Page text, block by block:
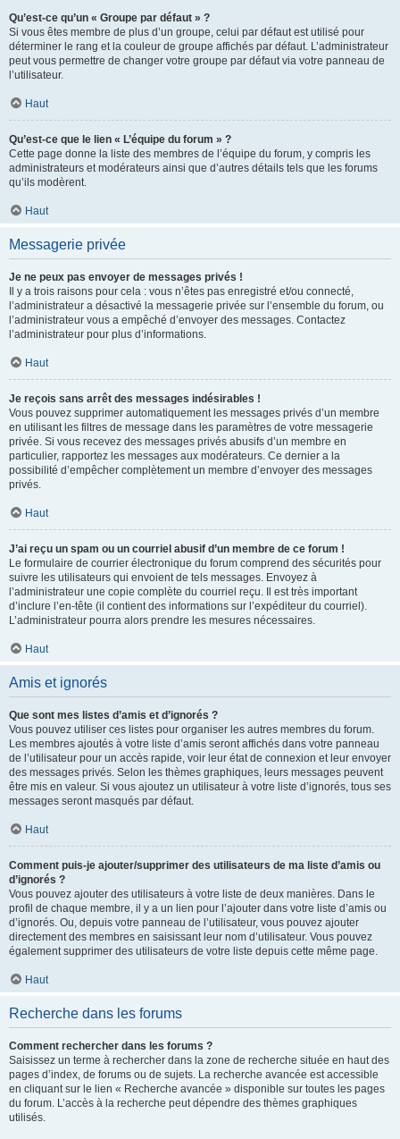
Qu’est-ce qu’un « Groupe par défaut » ?
Si vous êtes membre de plus d’un groupe, celui par défaut est utilisé pour
déterminer le rang et la couleur de groupe affichés par défaut. L’administrateur
peut vous permettre de changer votre groupe par défaut via votre panneau de
l’utilisateur.
Haut
Qu’est-ce que le lien « L’équipe du forum » ?
Cette page donne la liste des membres de l’équipe du forum, y compris les
administrateurs et modérateurs ainsi que d’autres détails tels que les forums
qu’ils modèrent.
Haut
Messagerie privée
Je ne peux pas envoyer de messages privés !
Il y a trois raisons pour cela : vous n’êtes pas enregistré et/ou connecté,
l’administrateur a désactivé la messagerie privée sur l’ensemble du forum, ou
l’administrateur vous a empêché d’envoyer des messages. Contactez
l’administrateur pour plus d’informations.
Haut
Je reçois sans arrêt des messages indésirables !
Vous pouvez supprimer automatiquement les messages privés d’un membre
en utilisant les filtres de message dans les paramètres de votre messagerie
privée. Si vous recevez des messages privés abusifs d’un membre en
particulier, rapportez les messages aux modérateurs. Ce dernier a la
possibilité d’empêcher complètement un membre d’envoyer des messages
privés.
Haut
J’ai reçu un spam ou un courriel abusif d’un membre de ce forum !
Le formulaire de courrier électronique du forum comprend des sécurités pour
suivre les utilisateurs qui envoient de tels messages. Envoyez à
l’administrateur une copie complète du courriel reçu. Il est très important
d’inclure l’en-tête (il contient des informations sur l’expéditeur du courriel).
L’administrateur pourra alors prendre les mesures nécessaires.
Haut
Amis et ignorés
Que sont mes listes d’amis et d’ignorés ?
Vous pouvez utiliser ces listes pour organiser les autres membres du forum.
Les membres ajoutés à votre liste d’amis seront affichés dans votre panneau
de l’utilisateur pour un accès rapide, voir leur état de connexion et leur envoyer
des messages privés. Selon les thèmes graphiques, leurs messages peuvent
être mis en valeur. Si vous ajoutez un utilisateur à votre liste d’ignorés, tous ses
messages seront masqués par défaut.
Haut
Comment puis-je ajouter/supprimer des utilisateurs de ma liste d’amis ou
d’ignorés ?
Vous pouvez ajouter des utilisateurs à votre liste de deux manières. Dans le
profil de chaque membre, il y a un lien pour l’ajouter dans votre liste d’amis ou
d’ignorés. Ou, depuis votre panneau de l’utilisateur, vous pouvez ajouter
directement des membres en saisissant leur nom d’utilisateur. Vous pouvez
également supprimer des utilisateurs de votre liste depuis cette même page.
Haut
Recherche dans les forums
Comment rechercher dans les forums ?
Saisissez un terme à rechercher dans la zone de recherche située en haut des
pages d’index, de forums ou de sujets. La recherche avancée est accessible
en cliquant sur le lien « Recherche avancée » disponible sur toutes les pages
du forum. L’accès à la recherche peut dépendre des thèmes graphiques
utilisés.